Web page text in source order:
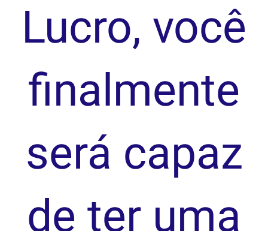
Lucro, você
finalmente
será capaz
de ter uma